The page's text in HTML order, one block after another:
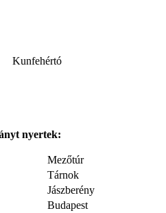
Kunfehértó
nyertek:
Mezőtúr
Tárnok
Jászberény
Budapest